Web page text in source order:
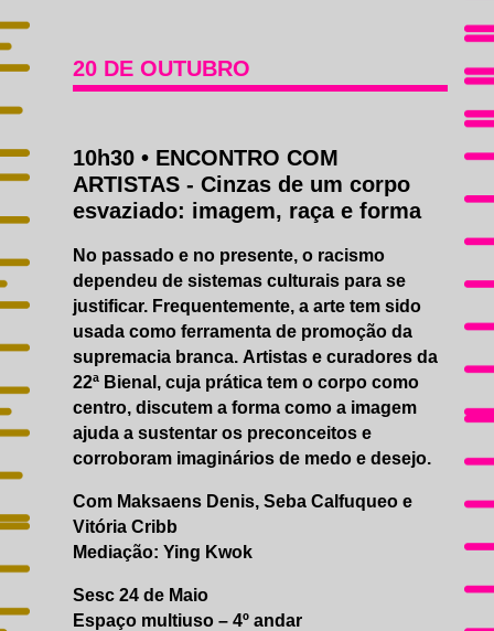
20 DE OUTUBRO
10h30 • ENCONTRO COM
ARTISTAS - Cinzas de um corpo
esvaziado: imagem, raça e forma
No passado e no presente, o racismo
dependeu de sistemas culturais para se
justificar. Frequentemente, a arte tem sido
usada como ferramenta de promoção da
supremacia branca. Artistas e curadores da
22ª Bienal, cuja prática tem o corpo como
centro, discutem a forma como a imagem
ajuda a sustentar os preconceitos e
corroboram imaginários de medo e desejo.
Com Maksaens Denis, Seba Calfuqueo e
Vitória Cribb
Mediação: Ying Kwok
Sesc 24 de Maio
Espaço multiuso – 4º andar